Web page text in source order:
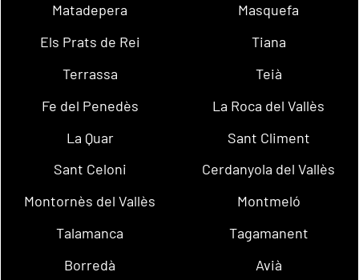
Matadepera
Masquefa
Els Prats de Rei
Tiana
Terrassa
Teià
Fe del Penedès
La Roca del Vallès
La Quar
Sant Climent
Sant Celoni
Cerdanyola del Vallès
Montornès del Vallès
Montmeló
Talamanca
Tagamanent
Borredà
Avià